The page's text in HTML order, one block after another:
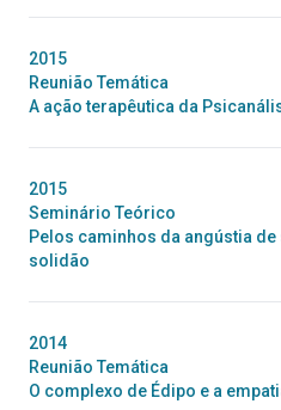
2015
Reunião Temática
A ação terapêutica da
2015
Seminário Teórico
Pelos caminhos da angústia
solidão
2014
Reunião Temática
O complexo de Édipo e a